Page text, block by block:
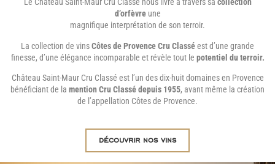
Le Château Saint-Maur Cru Classé nous livre à travers sa collection
d’orfèvreune
magnifique interprétation de son terroir.
La collection de vinsCôtes de Provence Cru Classéest d’une grande
finesse, d’une élégance incomparable et révèle tout le potentiel du terroir.
Château Saint-Maur Cru Classé est l’un des dix-huit domaines en Provence
bénéficiant de la mention Cru Classé depuis 1955, avant même la création
de l’appellation Côtes de Provence.
découvrir nos vins